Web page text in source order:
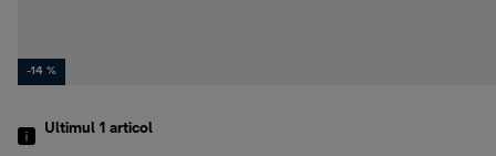
-14 %
Ultimul 1 articol